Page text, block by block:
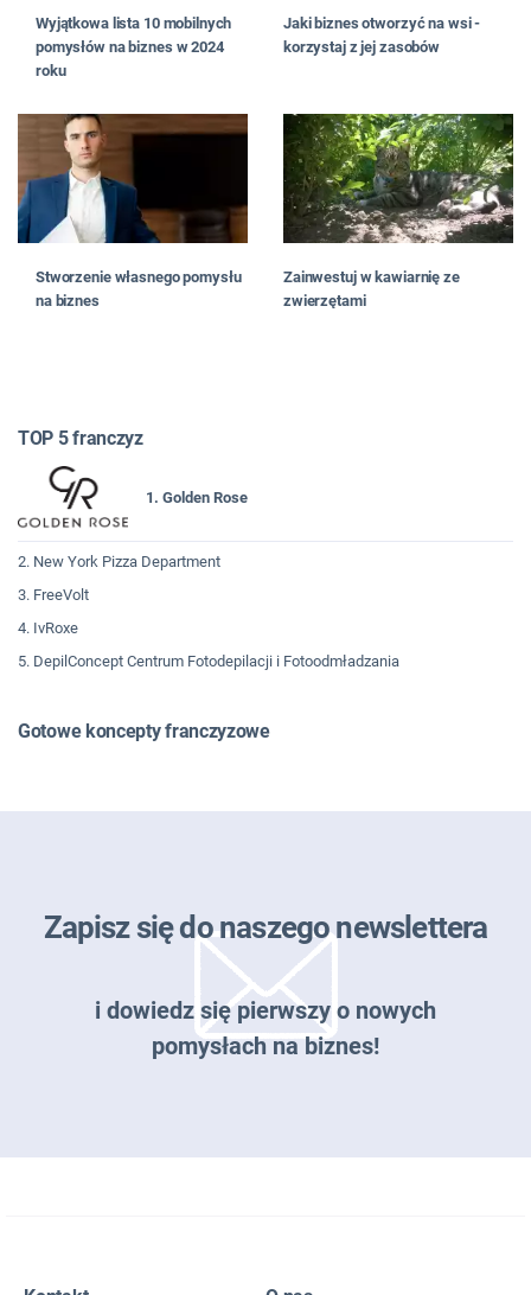
Wyjątkowa lista 10 mobilnych
pomysłów na biznes w 2024
roku
Jaki biznes otworzyć na wsi -
korzystaj z jej zasobów
Stworzenie własnego pomysłu
na biznes
Zainwestuj w kawiarnię ze
zwierzętami
TOP 5 franczyz
1. Golden Rose
2. New York Pizza Department
3. FreeVolt
4. IvRoxe
5. DepilConcept Centrum Fotodepilacji i Fotoodmładzania
Gotowe koncepty franczyzowe
Zapisz się do naszego newslettera
i dowiedz się pierwszy o nowych
pomysłach na biznes!